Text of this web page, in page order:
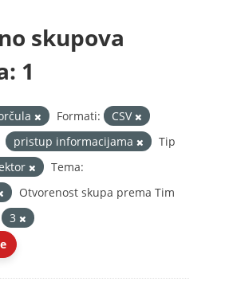
skupova
1
Formati:
CSV
pristup informacijama
Tip
Tema:
Otvorenost skupa prema Tim
3